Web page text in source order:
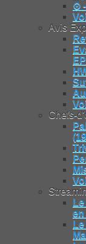
⊙
Avis
EP
Chefs-
en